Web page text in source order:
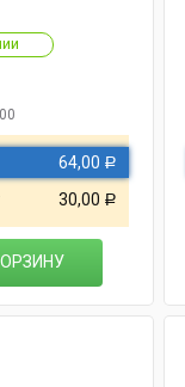
64,00 Р
30,00 Р